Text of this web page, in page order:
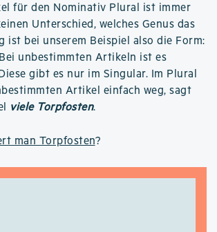
für den Nominativ Plural ist immer
Unterschied, welches Genus das
ist bei unserem Beispiel also die Form:
unbestimmten Artikeln ist es
gibt es nur im Singular. Im Plural
Artikel einfach weg, sagt
viele Torpfosten.
man Torpfosten?